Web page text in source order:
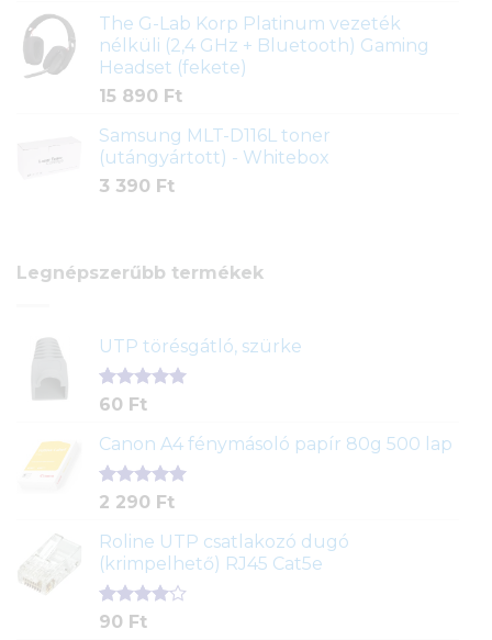
The G-Lab Korp Platinum vezeték
nélküli (2,4 GHz + Bluetooth) Gaming
Headset (fekete)
15 890 Ft
Samsung MLT-D116L toner
(utángyártott) - Whitebox
3 390 Ft
Legnépszerűbb termékek
UTP törésgátló, szürke
Értékelés
ből,
1
értékelés
alapján
60 Ft
Canon A4 fénymásoló papír 80g 500 lap
Értékelés
ből,
2
értékelés
alapján
2 290 Ft
Roline UTP csatlakozó dugó
(krimpelhető) RJ45 Cat5e
Értékelés
2
90 Ft